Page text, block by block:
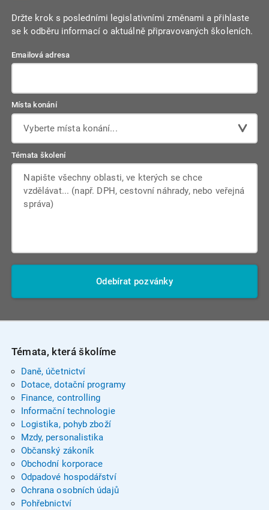
Držte krok s posledními legislativními změnami a přihlaste
se k odběru informací o aktuálně připravovaných školeních.
Emailová adresa
Místa konání
Vyberte místa konání...
Témata školení
Odebírat pozvánky
Témata, která školíme
Daně, účetnictví
Dotace, dotační programy
Finance, controlling
Informační technologie
Logistika, pohyb zboží
Mzdy, personalistika
Občanský zákoník
Obchodní korporace
Odpadové hospodářství
Ochrana osobních údajů
Pohřebnictví